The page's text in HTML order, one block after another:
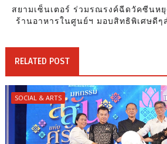
สยามเซ็นเตอร์ ร่วมรณรงค์ฉีดวัคซีนห
ร้านอาหารในศูนย์ฯ มอบสิทธิพิเศษดี
RELATED POST
SOCIAL & ARTS